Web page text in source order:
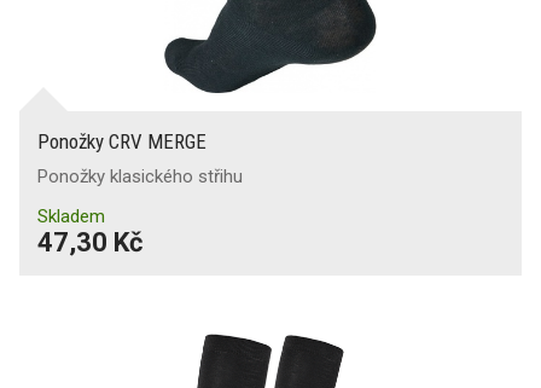
Ponožky CRV MERGE
Ponožky klasického střihu
Skladem
47,30 Kč